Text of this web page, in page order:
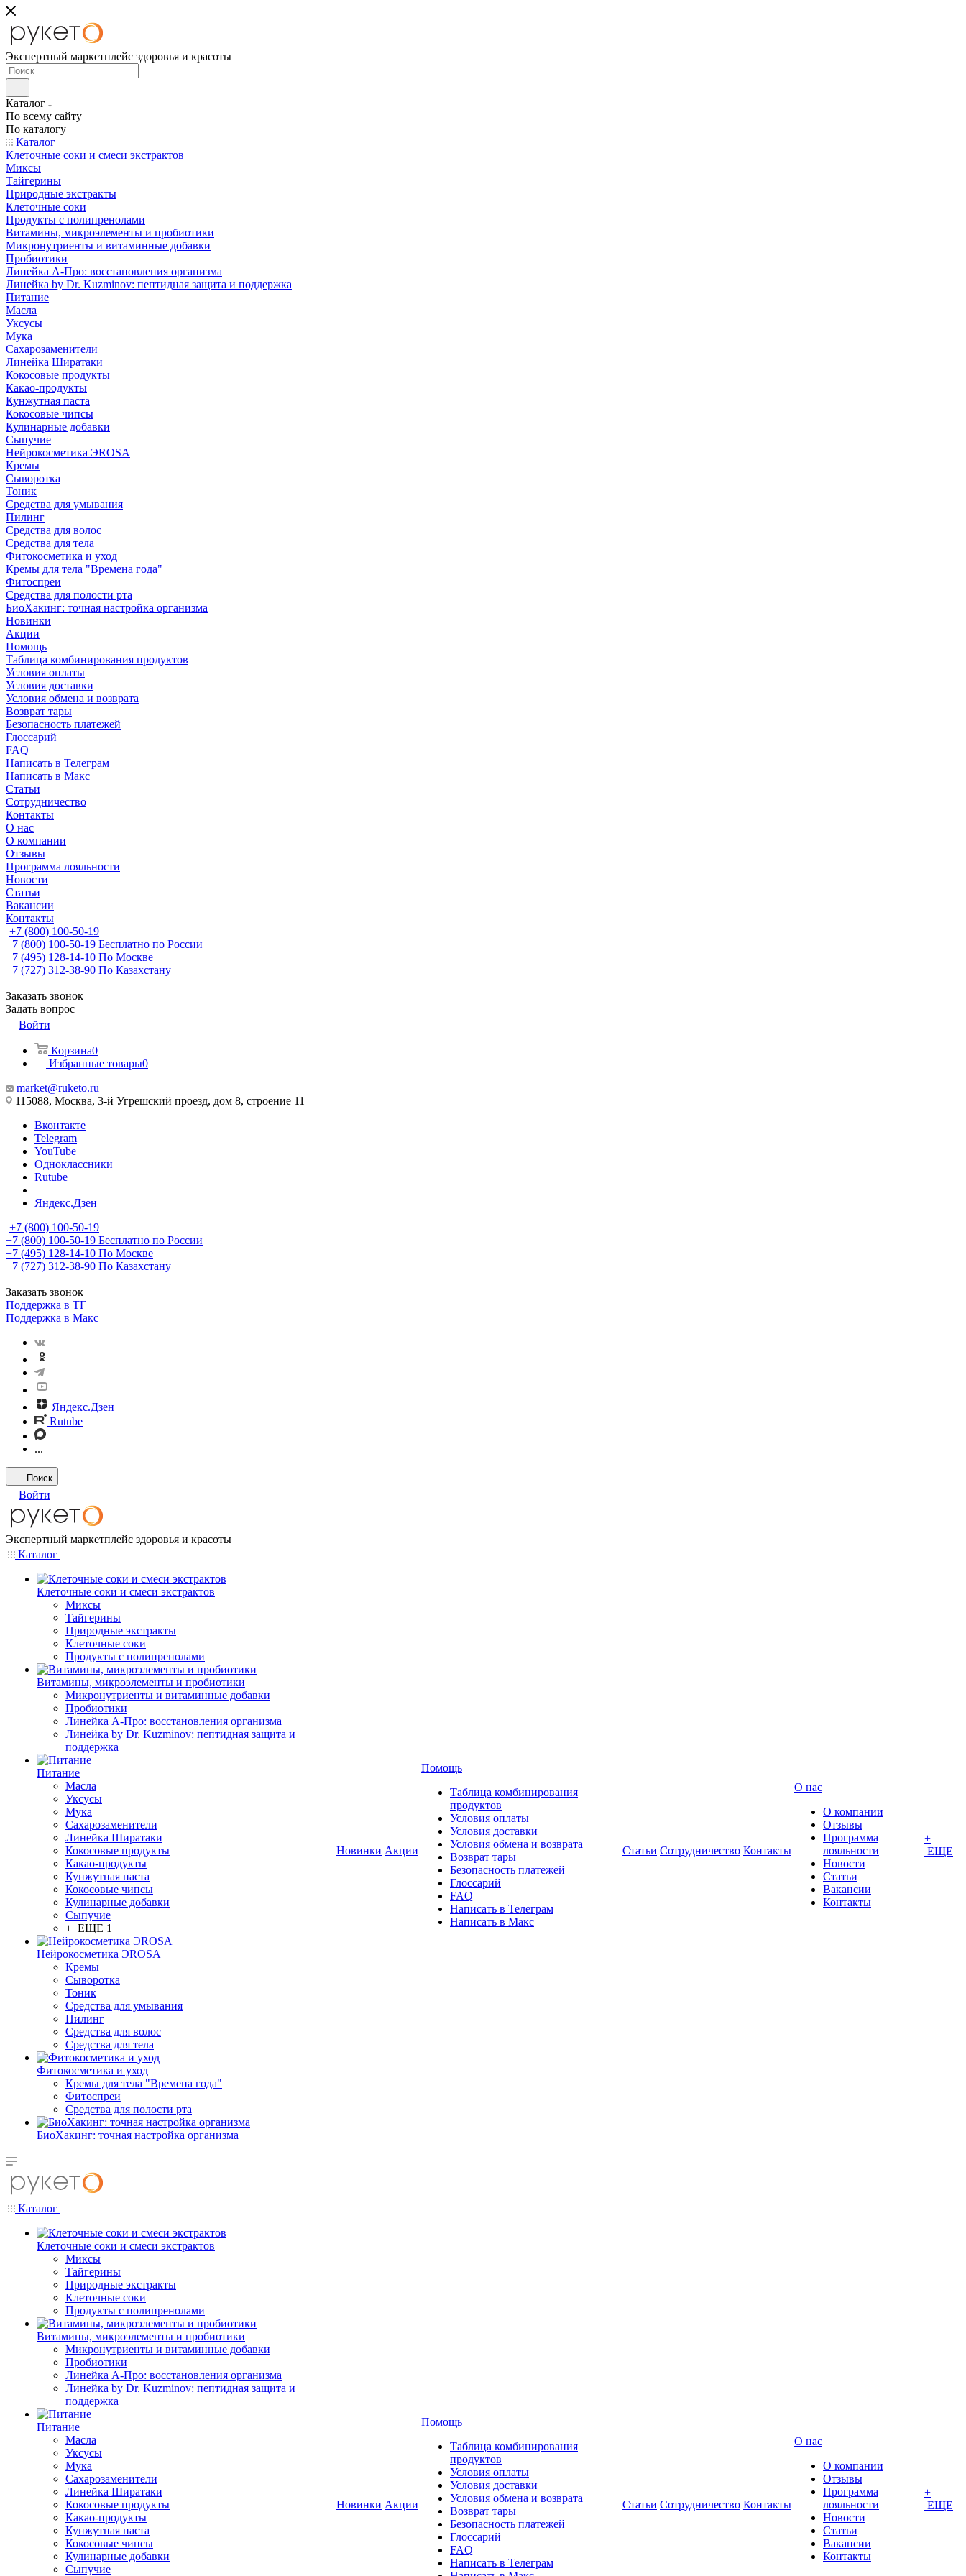
Экспертный маркетплейс здоровья и красоты
Каталог
По всему сайту
По каталогу
Каталог
Клеточные соки и смеси экстрактов
Миксы
Тайгерины
Природные экстракты
Клеточные соки
Продукты с полипренолами
Витамины, микроэлементы и пробиотики
Микронутриенты и витаминные добавки
Пробиотики
Линейка А-Про: восстановления организма
Линейка by Dr. Kuzminov: пептидная защита и поддержка
Питание
Масла
Уксусы
Мука
Сахарозаменители
Линейка Ширатаки
Кокосовые продукты
Какао-продукты
Кунжутная паста
Кокосовые чипсы
Кулинарные добавки
Сыпучие
Нейрокосметика ЭROSA
Кремы
Сыворотка
Тоник
Средства для умывания
Пилинг
Средства для волос
Средства для тела
Фитокосметика и уход
Кремы для тела "Времена года"
Фитоспреи
Средства для полости рта
БиоХакинг: точная настройка организма
Новинки
Акции
Помощь
Таблица комбинирования продуктов
Условия оплаты
Условия доставки
Условия обмена и возврата
Возврат тары
Безопасность платежей
Глоссарий
FAQ
Написать в Телеграм
Написать в Макс
Статьи
Сотрудничество
Контакты
О нас
О компании
Отзывы
Программа лояльности
Новости
Статьи
Вакансии
Контакты
+7 (800) 100-50-19
+7 (800) 100-50-19 Бесплатно по России
+7 (495) 128-14-10 По Москве
+7 (727) 312-38-90 По Казахстану
Заказать звонок
Задать вопрос
Войти
Корзина0
Избранные товары0
market@ruketo.ru
115088, Москва, 3-й Угрешский проезд, дом 8, строение 11
Вконтакте
Telegram
YouTube
Одноклассники
Rutube
Яндекс.Дзен
+7 (800) 100-50-19
+7 (800) 100-50-19 Бесплатно по России
+7 (495) 128-14-10 По Москве
+7 (727) 312-38-90 По Казахстану
Заказать звонок
Поддержка в ТГ
Поддержка в Макс
Яндекс.Дзен
Rutube
...
Поиск
Войти
Экспертный маркетплейс здоровья и красоты
Каталог
Клеточные соки и смеси экстрактов
Миксы
Тайгерины
Природные экстракты
Клеточные соки
Продукты с полипренолами
Витамины, микроэлементы и пробиотики
Микронутриенты и витаминные добавки
Пробиотики
Линейка А-Про: восстановления организма
Линейка by Dr. Kuzminov: пептидная защита и
поддержка
Питание
Масла
Уксусы
Мука
Сахарозаменители
Линейка Ширатаки
Кокосовые продукты
Какао-продукты
Кунжутная паста
Кокосовые чипсы
Кулинарные добавки
Сыпучие
+ ЕЩЕ 1
Нейрокосметика ЭROSA
Кремы
Сыворотка
Тоник
Средства для умывания
Пилинг
Средства для волос
Средства для тела
Фитокосметика и уход
Кремы для тела "Времена года"
Фитоспреи
Средства для полости рта
БиоХакинг: точная настройка организма
Новинки Акции
Помощь
Таблица комбинирования
продуктов
Условия оплаты
Условия доставки
Условия обмена и возврата
Возврат тары
Безопасность платежей
Глоссарий
FAQ
Написать в Телеграм
Написать в Макс
Статьи Сотрудничество Контакты
О нас
О компании
Отзывы
Программа
лояльности
Новости
Статьи
Вакансии
Контакты
+
ЕЩЕ
Каталог
Клеточные соки и смеси экстрактов
Миксы
Тайгерины
Природные экстракты
Клеточные соки
Продукты с полипренолами
Витамины, микроэлементы и пробиотики
Микронутриенты и витаминные добавки
Пробиотики
Линейка А-Про: восстановления организма
Линейка by Dr. Kuzminov: пептидная защита и
поддержка
Питание
Масла
Уксусы
Мука
Сахарозаменители
Линейка Ширатаки
Кокосовые продукты
Какао-продукты
Кунжутная паста
Кокосовые чипсы
Кулинарные добавки
Сыпучие
Новинки Акции
Помощь
Таблица комбинирования
продуктов
Условия оплаты
Условия доставки
Условия обмена и возврата
Возврат тары
Безопасность платежей
Глоссарий
FAQ
Написать в Телеграм
Статьи Сотрудничество Контакты
О нас
О компании
Отзывы
Программа
лояльности
Новости
Статьи
Вакансии
Контакты
+
ЕЩЕ